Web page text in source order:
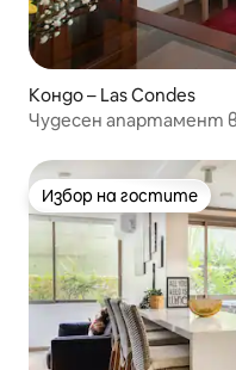
Кондо – Las Condes
Чудесен апартамент
Избор на гостите
Избор на гостите